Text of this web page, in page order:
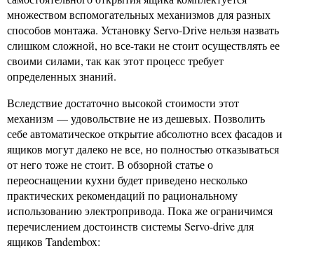
множеством вспомогательных механизмов для разных
способов монтажа. Установку Servo-Drive нельзя назвать
слишком сложной, но все-таки не стоит осуществлять ее
своими силами, так как этот процесс требует
определенных знаний.
Вследствие достаточно высокой стоимости этот
механизм — удовольствие не из дешевых. Позволить
себе автоматическое открытие абсолютно всех фасадов и
ящиков могут далеко не все, но полностью отказываться
от него тоже не стоит. В обзорной статье о
переоснащении кухни будет приведено несколько
практических рекомендаций по рациональному
использованию электропривода. Пока же ограничимся
перечислением достоинств системы Servo-drive для
ящиков Tandembox: